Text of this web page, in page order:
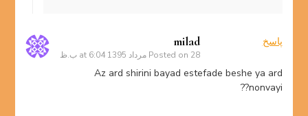
milad
Posted on 28 مرداد 1395 at 6:04 ب.ظ
پاسخ
Az ard shirini bayad estefade beshe ya ard
nonvayi??